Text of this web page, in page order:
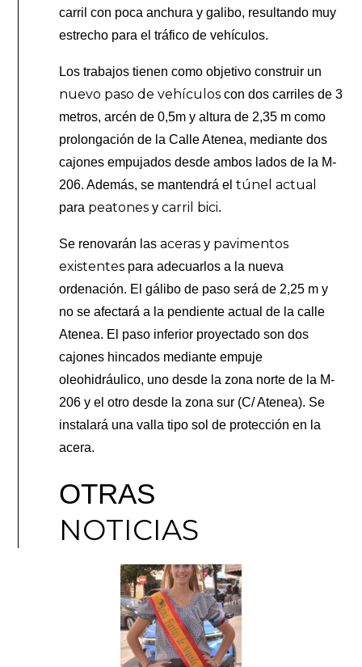
carril con poca anchura y galibo, resultando muy
estrecho para el tráfico de vehículos.
Los trabajos tienen como objetivo construir un
nuevo paso de vehículos con dos carriles de 3
metros, arcén de 0,5m y altura de 2,35 m como
prolongación de la Calle Atenea, mediante dos
cajones empujados desde ambos lados de la M-
206. Además, se mantendrá el túnel actual
para peatones y carril bici.
Se renovarán lasaceras y pavimentos
existentes para adecuarlos a la nueva
ordenación. El gálibo de paso será de 2,25 m y
no se afectará a la pendiente actual de la calle
Atenea. El paso inferior proyectado son dos
cajones hincados mediante empuje
oleohidráulico, uno desde la zona norte de la M-
206 y el otro desde la zona sur (C/ Atenea). Se
instalará una valla tipo sol de protección en la
acera.
OTRAS
NOTICIAS